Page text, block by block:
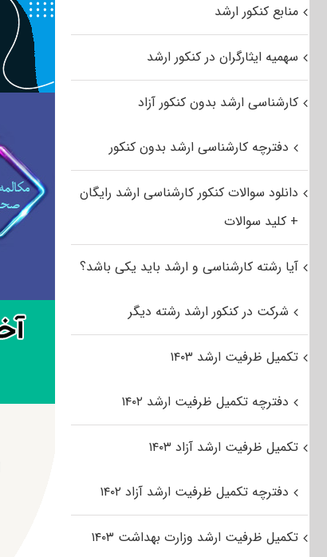
منابع کنکور ارشد
سهمیه ایثارگران در کنکور ارشد
کارشناسی ارشد بدون کنکور آزاد
دفترچه کارشناسی ارشد بدون کنکور
دانلود سوالات کنکور کارشناسی ارشد رایگان
+ کلید سوالات
آیا رشته کارشناسی و ارشد باید یکی باشد؟
شرکت در کنکور ارشد رشته دیگر
تکمیل ظرفیت ارشد ۱۴۰۳
دفترچه تکمیل ظرفیت ارشد ۱۴۰۲
تکمیل ظرفیت ارشد آزاد ۱۴۰۳
دفترچه تکمیل ظرفیت ارشد آزاد ۱۴۰۲
تکمیل ظرفیت ارشد وزارت بهداشت ۱۴۰۳